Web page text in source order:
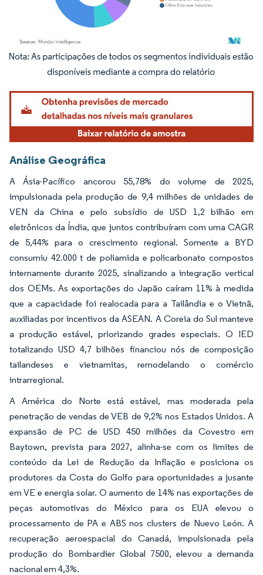
Imagem © Mordor Intelligence. O reuso requer atribuição conforme CC BY 4.0.
Análise Geográfica
A Ásia-Pacífico ancorou 55,78% do volume de 2025,
impulsionada pela produção de 9,4 milhões de unidades de
VEN da China e pelo subsídio de USD 1,2 bilhão em
eletrônicos da Índia, que juntos contribuíram com uma CAGR
de 5,44% para o crescimento regional. Somente a BYD
consumiu 42.000 t de poliamida e policarbonato compostos
internamente durante 2025, sinalizando a integração vertical
dos OEMs. As exportações do Japão caíram 11% à medida
que a capacidade foi realocada para a Tailândia e o Vietnã,
auxiliadas por incentivos da ASEAN. A Coreia do Sul manteve
a produção estável, priorizando grades especiais. O IED
totalizando USD 4,7 bilhões financiou nós de composição
tailandeses e vietnamitas, remodelando o comércio
intrarregional.
A América do Norte está estável, mas moderada pela
penetração de vendas de VEB de 9,2% nos Estados Unidos. A
expansão de PC de USD 450 milhões da Covestro em
Baytown, prevista para 2027, alinha-se com os limites de
conteúdo da Lei de Redução da Inflação e posiciona os
produtores da Costa do Golfo para oportunidades a jusante
em VE e energia solar. O aumento de 14% nas exportações de
peças automotivas do México para os EUA elevou o
processamento de PA e ABS nos clusters de Nuevo León. A
recuperação aeroespacial do Canadá, impulsionada pela
produção do Bombardier Global 7500, elevou a demanda
nacional em 4,3%.